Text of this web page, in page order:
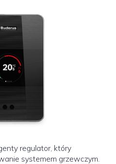
regulator, który
systemem grzewczym.